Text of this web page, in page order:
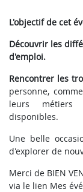
L'objectif de cet
Découvrir les
d'emploi.
Rencontrer les
personne,
leurs métiers
disponibles.
Une belle
d'explorer de
Merci de BIEN
via le lien Mes